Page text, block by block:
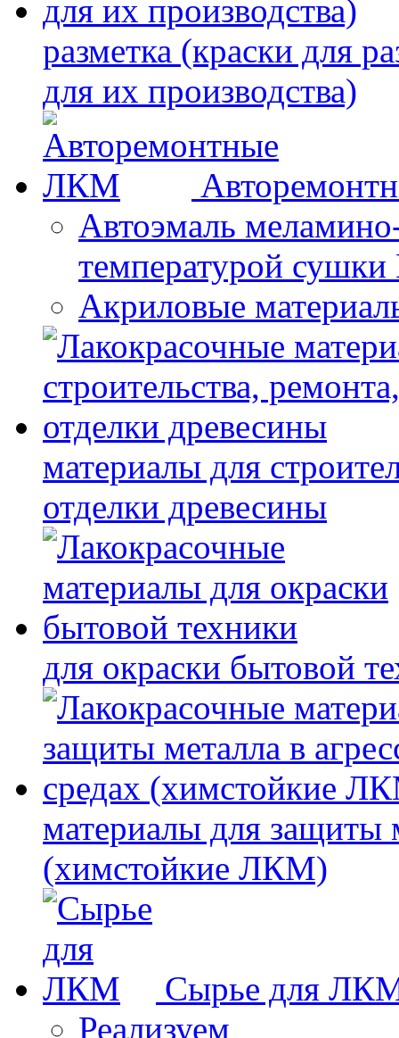
разметка (краски для
для их производства)
Автоэмаль
температурой
Акриловые
материалы для
отделки древесины
для окраски бытовой
материалы для защиты
(химстойкие ЛКМ)
Сырье для
Реализуем